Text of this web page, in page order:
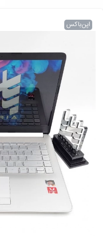
اپن‌باکس